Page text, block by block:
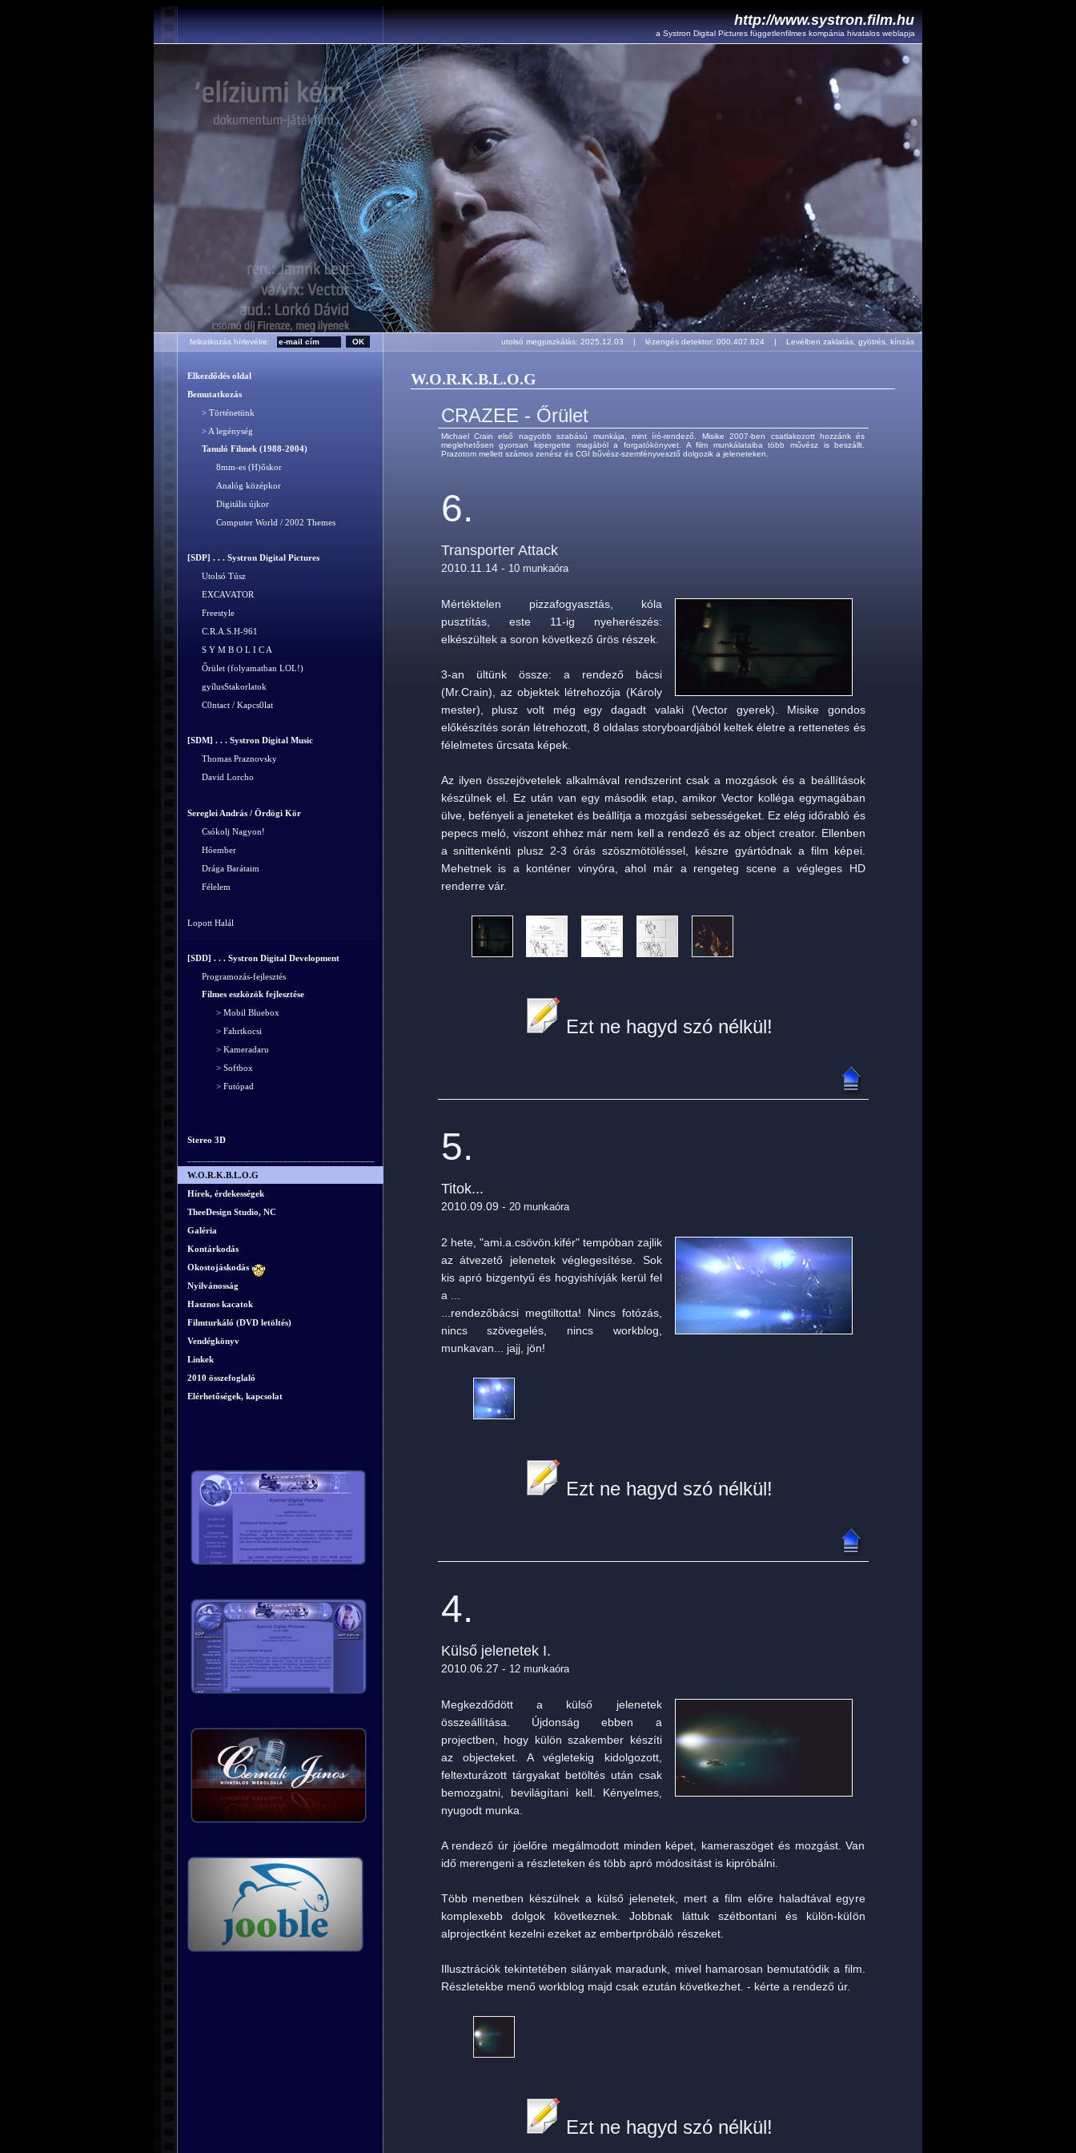
http://www.systron.film.hu
a Systron Digital Pictures függetlenfilmes kompánia hivatalos weblapja
feliratkozás hírlevélre: utolsó megpiszkálás: 2025.12.03 | lézengés detektor: 000.407.824 | Levélben zaklatás, gyötrés, kínzás
Elkezdődés oldal
Bemutatkozás
> Történetünk
> A legénység
Tanuló Filmek (1988-2004)
8mm-es (H)őskor
Analóg középkor
Digitális újkor
Computer World / 2002 Themes
[SDP] . . . Systron Digital Pictures
Utolsó Túsz
EXCAVATOR
Freestyle
C.R.A.S.H-961
S Y M B O L I C A
Őrület (folyamatban LOL!)
gyílusStakorlatok
C0ntact / Kapcs0lat
[SDM] . . . Systron Digital Music
Thomas Praznovsky
David Lorcho
Sereglei András / Ördögi Kör
Csókolj Nagyon!
Hóember
Drága Barátaim
Félelem
Lopott Halál
[SDD] . . . Systron Digital Development
Programozás-fejlesztés
Filmes eszközök fejlesztése
> Mobil Bluebox
> Fahrtkocsi
> Kameradaru
> Softbox
> Futópad
Stereo 3D
W.O.R.K.B.L.O.G
Hírek, érdekességek
TheeDesign Studio, NC
Galéria
Kontárkodás
Okostojáskodás
Nyilvánosság
Hasznos kacatok
Filmturkáló (DVD letöltés)
Vendégkönyv
Linkek
2010 összefoglaló
Elérhetőségek, kapcsolat
W.O.R.K.B.L.O.G
CRAZEE - Őrület
Michael Crain első nagyobb szabású munkája, mint író-rendező. Misike 2007-ben csatlakozott hozzánk és
meglehetősen gyorsan kipergette magából a forgatókönyvet. A film munkálataiba több művész is beszállt.
Prazotom mellett számos zenész és CGI bűvész-szemfényvesztő dolgozik a jeleneteken.
6.
Transporter Attack
2010.11.14 - 10 munkaóra
Mértéktelen pizzafogyasztás, kóla
pusztítás, este 11-ig nyeherészés:
elkészültek a soron következő űrös részek.
3-an ültünk össze: a rendező bácsi
(Mr.Crain), az objektek létrehozója (Károly
mester), plusz volt még egy dagadt valaki (Vector gyerek). Misike gondos
előkészítés során létrehozott, 8 oldalas storyboardjából keltek életre a rettenetes és
félelmetes űrcsata képek.
Az ilyen összejövetelek alkalmával rendszerint csak a mozgások és a beállítások
készülnek el. Ez után van egy második etap, amikor Vector kolléga egymagában
ülve, befényeli a jeneteket és beállítja a mozgási sebességeket. Ez elég időrabló és
pepecs meló, viszont ehhez már nem kell a rendező és az object creator. Ellenben
a snittenkénti plusz 2-3 órás szöszmötöléssel, készre gyártódnak a film képei.
Mehetnek is a konténer vinyóra, ahol már a rengeteg scene a végleges HD
renderre vár.
Ezt ne hagyd szó nélkül!
5.
Titok...
2010.09.09 - 20 munkaóra
2 hete, "ami.a.csövön.kifér" tempóban zajlik
az átvezető jelenetek véglegesítése. Sok
kis apró bizgentyű és hogyishívják kerül fel
a ...
...rendezőbácsi megtiltotta! Nincs fotózás,
nincs szövegelés, nincs workblog,
munkavan... jajj, jön!
Ezt ne hagyd szó nélkül!
4.
Külső jelenetek I.
2010.06.27 - 12 munkaóra
Megkezdődött a külső jelenetek
összeállítása. Újdonság ebben a
projectben, hogy külön szakember készíti
az objecteket. A végletekig kidolgozott,
feltexturázott tárgyakat betöltés után csak
bemozgatni, bevilágítani kell. Kényelmes,
nyugodt munka.
A rendező úr jóelőre megálmodott minden képet, kameraszöget és mozgást. Van
idő merengeni a részleteken és több apró módosítást is kipróbálni.
Több menetben készülnek a külső jelenetek, mert a film előre haladtával egyre
komplexebb dolgok következnek. Jobbnak láttuk szétbontani és külön-külön
alprojectként kezelni ezeket az embertpróbáló részeket.
Illusztrációk tekintetében silányak maradunk, mivel hamarosan bemutatódik a film.
Részletekbe menő workblog majd csak ezután következhet. - kérte a rendező úr.
Ezt ne hagyd szó nélkül!